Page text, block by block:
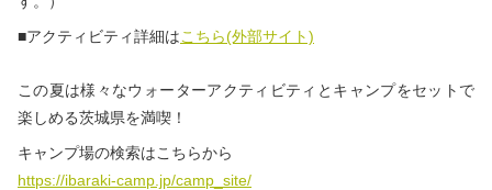
■アクティビティ詳細はこちら(外部サイト)
この夏は様々なウォーターアクティビティとキャンプをセットで
楽しめる茨城県を満喫！
キャンプ場の検索はこちらから
https://ibaraki-camp.jp/camp_site/